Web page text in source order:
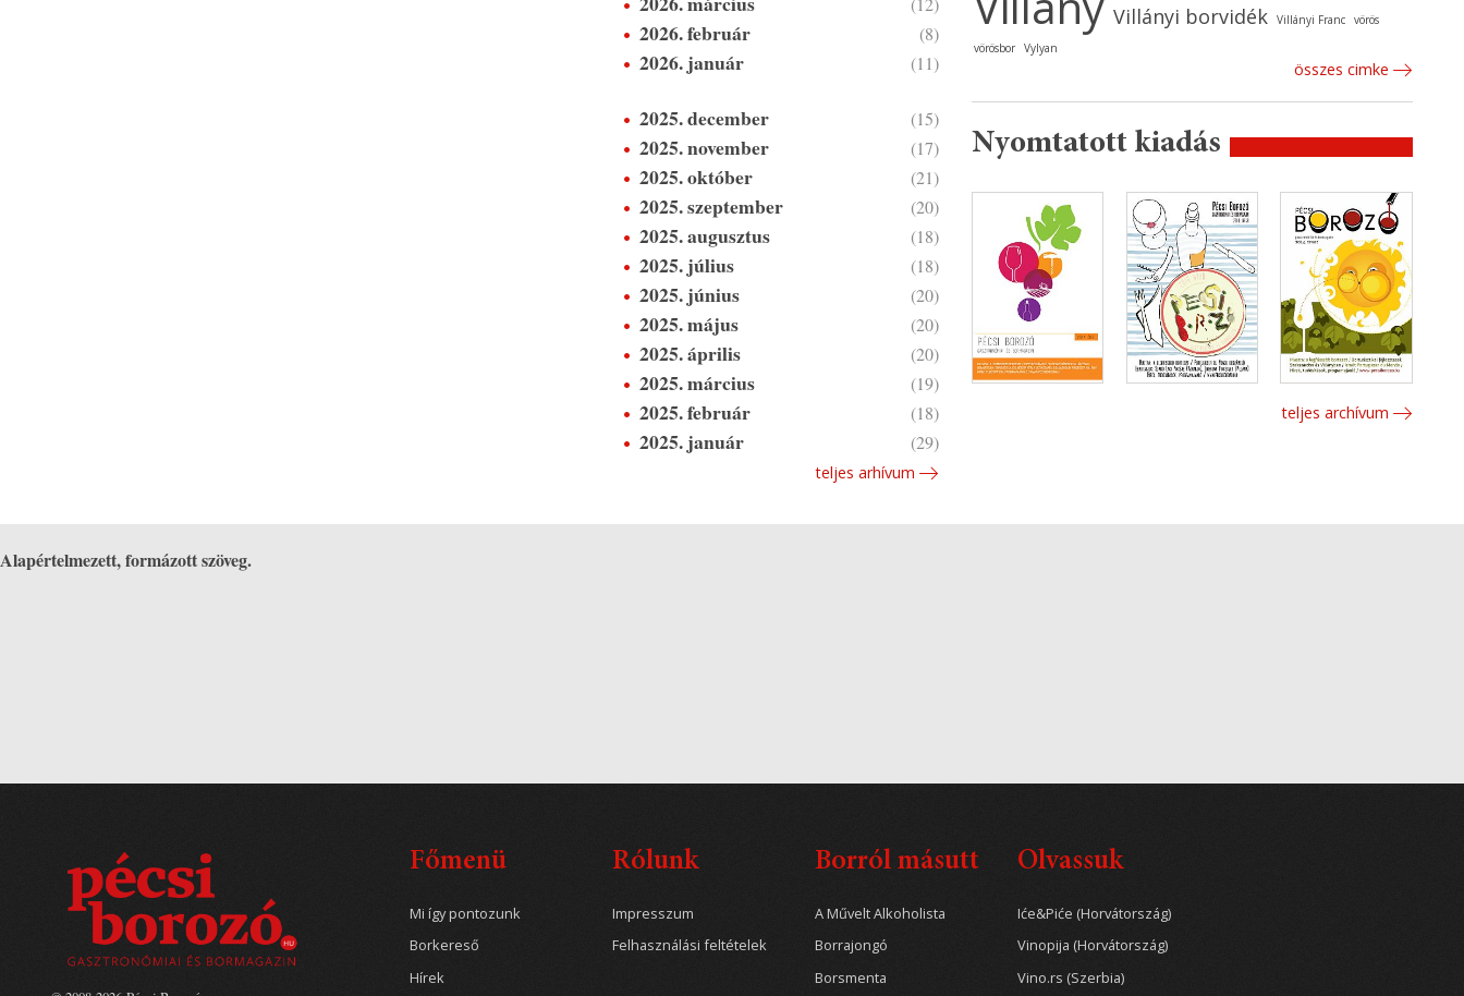
2026. február (8)
2026. január (11)
2025. december (15)
2025. november (17)
2025. október (21)
2025. szeptember (20)
2025. augusztus (18)
2025. július (18)
2025. június (20)
2025. május (20)
2025. április (20)
2025. március (19)
2025. február (18)
2025. január (29)
teljes arhívum
Villányi borvidék Villányi Franc vörös
vörösbor Vylyan
összes cimke
Nyomtatott kiadás
teljes archívum
Alapértelmezett, formázott szöveg.
Főmenü
Mi így pontozunk
Borkereső
Hírek
Rólunk
Impresszum
Felhasználási feltételek
Borról másutt
A Művelt Alkoholista
Borrajongó
Borsmenta
Olvassuk
Iće&Piće (Horvátország)
Vinopija (Horvátország)
Vino.rs (Szerbia)